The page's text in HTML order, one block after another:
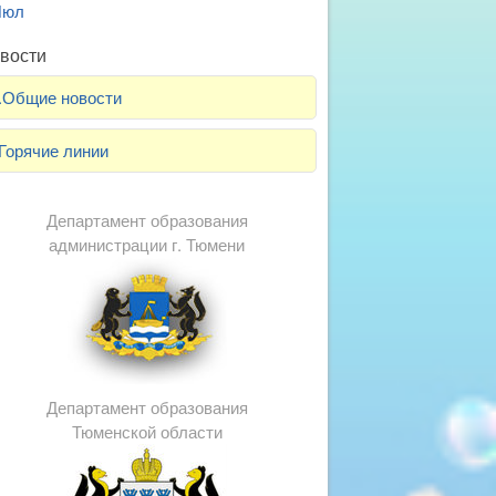
.Общие новости
Горячие линии
Департамент образования
администрации г. Тюмени
Департамент образования
Тюменской области